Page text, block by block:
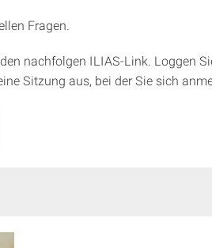
Fragen.
nachfolgen ILIAS-Link. Loggen
Sitzung aus, bei der Sie sich